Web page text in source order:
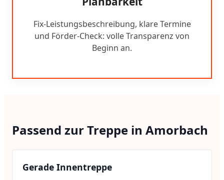
Fix-Leistungsbeschreibung, klare Termine
und Förder-Check: volle Transparenz von
Beginn an.
Passend zur Treppe in Amorbach
Gerade Innentreppe